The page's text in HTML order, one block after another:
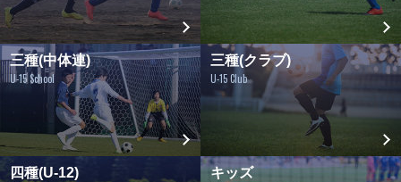
三種(中体連)
U-15 School
三種(クラブ)
U-15 Club
四種(U-12) キッズ